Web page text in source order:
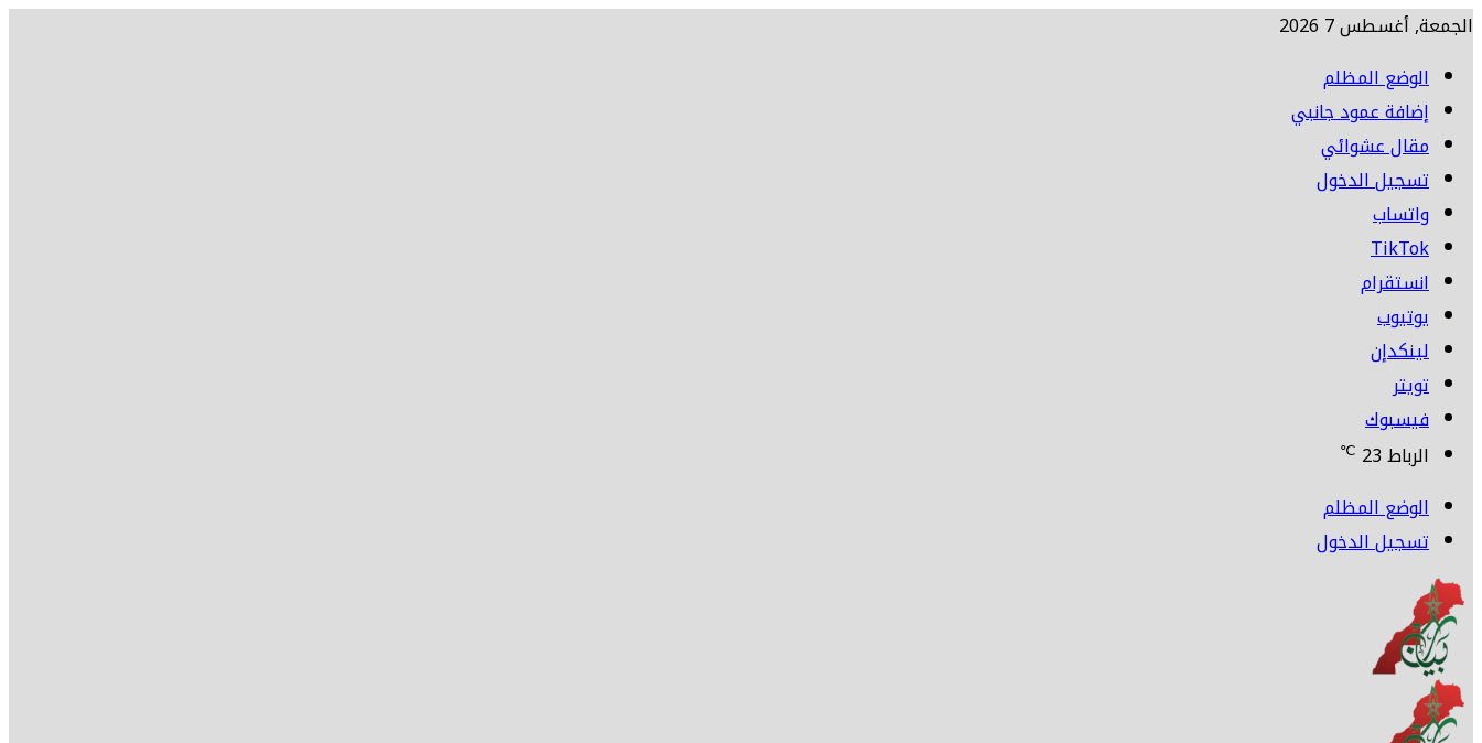
الجمعة, أغسطس 7 2026
الوضع المظلم
إضافة عمود جانبي
مقال عشوائي
تسجيل الدخول
واتساب
TikTok
انستقرام
يوتيوب
لينكدإن
تويتر
فيسبوك
الرباط23
℃
الوضع المظلم
تسجيل الدخول